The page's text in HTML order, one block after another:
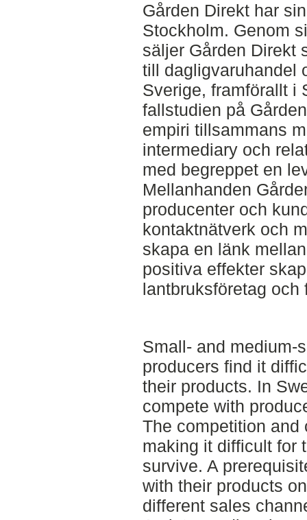
Gården Direkt har
Stockholm. Genom
säljer Gården Direkt
till dagligvaruhandel
Sverige, framförallt i
fallstudien på
empiri tillsammans
intermediary och
med begreppet en
Mellanhanden
producenter och
kontaktnätverk och
skapa en länk
positiva effekter
lantbruksföretag
Small- and medium-
producers find it
their products. In
compete with
The competition and
making it difficult for
survive. A
with their products
different sales